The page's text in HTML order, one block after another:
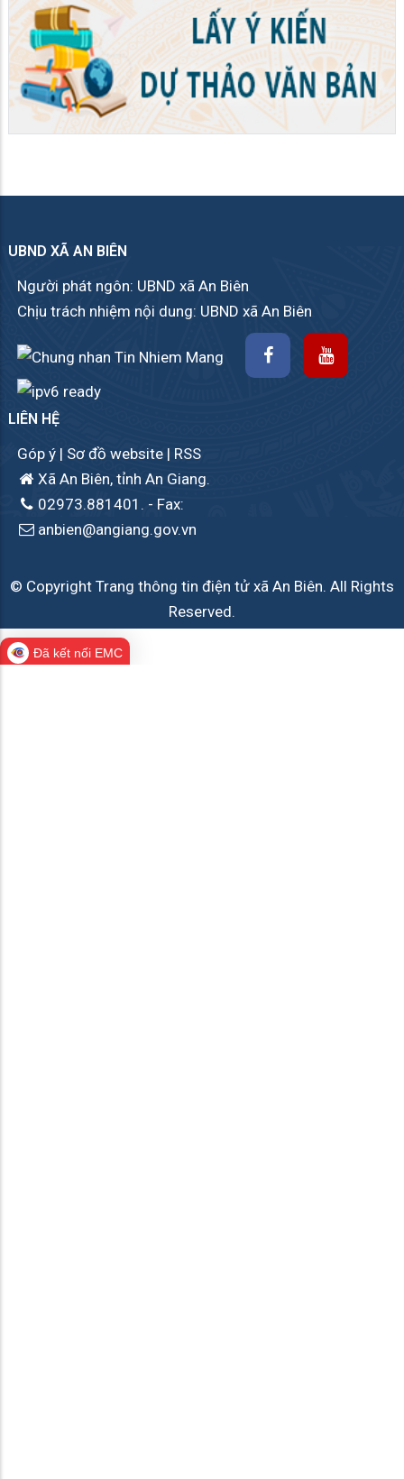
UBND XÃ AN BIÊN
Người phát ngôn: UBND xã An Biên
Chịu trách nhiệm nội dung: UBND xã An Biên
LIÊN HỆ
Góp ý | Sơ đồ website | RSS
Xã An Biên, tỉnh An Giang.
02973.881401. - Fax:
anbien@angiang.gov.vn
© Copyright Trang thông tin điện tử xã An Biên. All Rights
Reserved.
Đã kết nối EMC